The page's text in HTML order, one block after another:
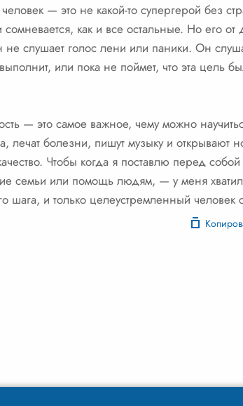
— это не какой-то супергерой без
как и все остальные. Но его от
слушает голос лени или паники. Он
или пока не поймет, что эта цель
— это самое важное, чему можно
лечат болезни, пишут музыку и открывают
Чтобы когда я поставлю перед
семьи или помощь людям, — у меня
шага, и только целеустремленный